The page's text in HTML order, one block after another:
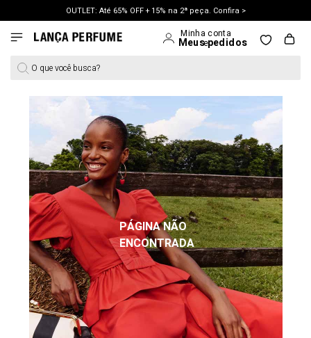
OUTLET: Até 65% OFF + 15% na 2ª peça. Confira >
LANÇAMENTO PRIMAVERA 27. Clique e aproveite.
O que você busca?
PÁGINA NÃO
ENCONTRADA